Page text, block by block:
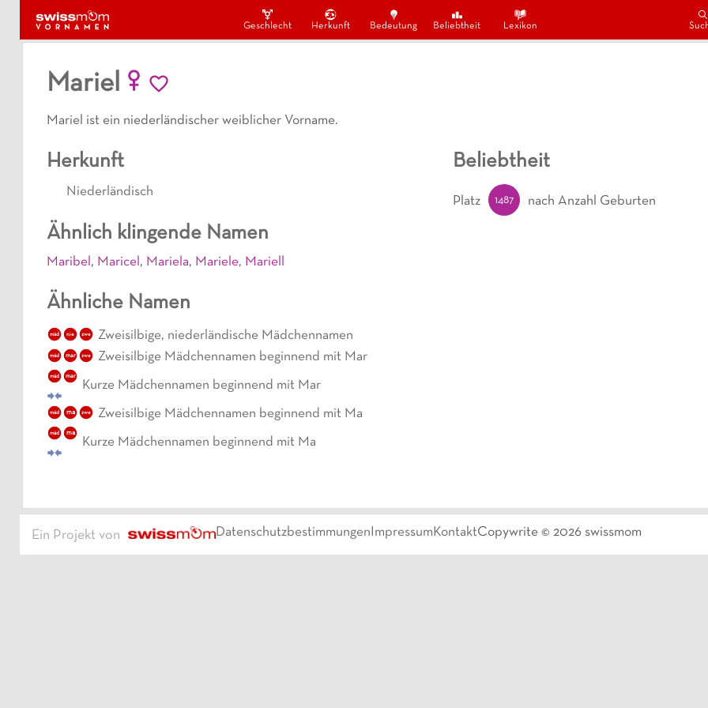
Geschlecht Herkunft Bedeutung Beliebtheit Lexikon
Mariel
Mariel ist ein niederländischer weiblicher Vorname.
Herkunft
Niederländisch
Ähnlich klingende Namen
Maribel, Maricel, Mariela, Mariele, Mariell
Ähnliche Namen
mäd nie zwe Zweisilbige, niederländische Mädchennamen
mäd mar zwe Zweisilbige Mädchennamen beginnend mit Mar
mäd mar
Kurze Mädchennamen beginnend mit Mar
mäd ma zwe Zweisilbige Mädchennamen beginnend mit Ma
mäd ma
Kurze Mädchennamen beginnend mit Ma
Beliebtheit
Platz 1487 nach Anzahl Geburten
Ein Projekt von DatenschutzbestimmungenImpressumKontaktCopywrite © 2026 swissmom